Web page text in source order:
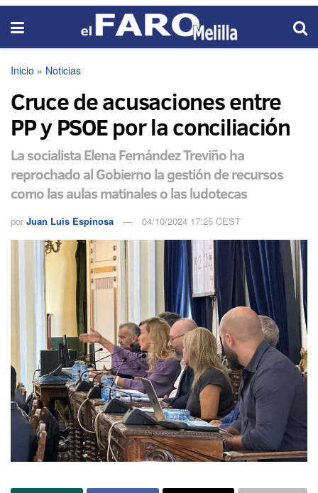
Inicio » Noticias
Cruce de acusaciones entre
PP y PSOE por la conciliación
La socialista Elena Fernández Treviño ha
reprochado al Gobierno la gestión de recursos
como las aulas matinales o las ludotecas
por Juan Luis Espinosa 04/10/2024 17:25 CEST